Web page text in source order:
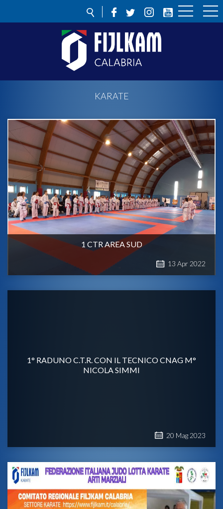
KARATE
1 CTR AREA SUD
13 Apr 2022
1° RADUNO C.T.R. CON IL TECNICO CNAG M°
NICOLA SIMMI
20 Mag 2023